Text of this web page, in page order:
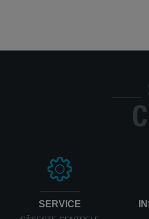
SERVICE